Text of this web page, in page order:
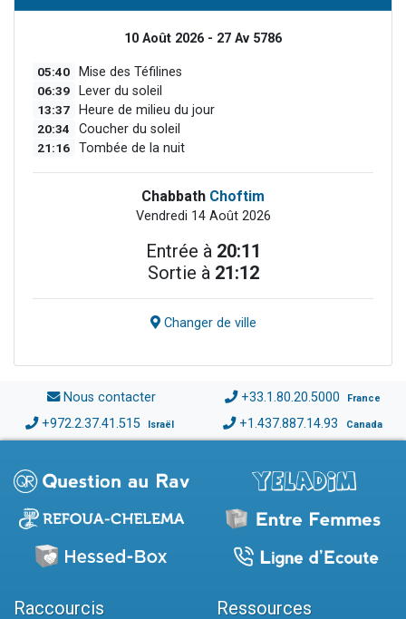
10 Août 2026 - 27 Av 5786
05:40 Mise des Téfilines
06:39 Lever du soleil
13:37 Heure de milieu du jour
20:34 Coucher du soleil
21:16 Tombée de la nuit
Chabbath Choftim
Vendredi 14 Août 2026
Entrée à 20:11
Sortie à 21:12
Changer de ville
Nous contacter +33.1.80.20.5000 France
+972.2.37.41.515 Israël +1.437.887.14.93 Canada
Raccourcis Ressources